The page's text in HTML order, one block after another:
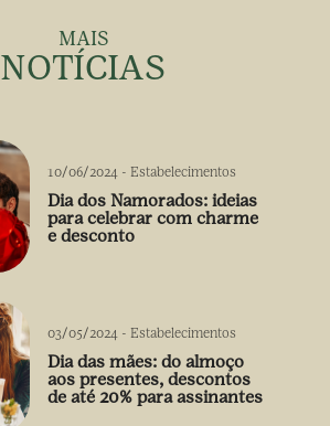
MAIS
NOTÍCIAS
10/06/2024 - Estabelecimentos
Dia dos Namorados: ideias
para celebrar com charme
e desconto
03/05/2024 - Estabelecimentos
Dia das mães: do almoço
aos presentes, descontos
de até 20% para assinantes